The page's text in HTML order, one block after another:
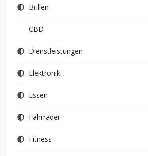
Brillen
CBD
Dienstleistungen
Elektronik
Essen
Fahrräder
Fitness